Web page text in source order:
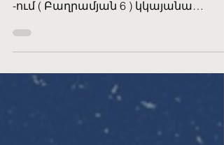
18:30-ին , Common Ground Books & Spirits
-ում ( Բաղրամյան 6 ) կկայանա
շնորհանդեսը։ Գիրքը լույս է տեսել
Արմկոն 2023 Չորրորդ մրցույթի
արդյունքում և ներառում է տարբեր
հեղինակների պատմվածքներ։